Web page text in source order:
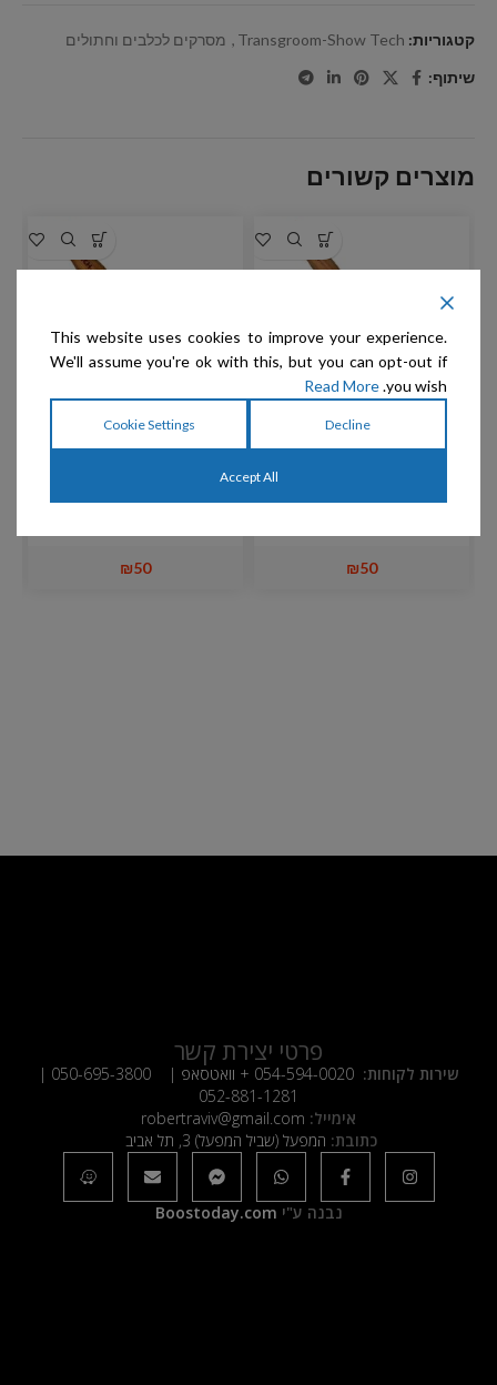
קטגוריות: Transgroom-Show Tech
, מסרקים לכלבים וחתולים
שיתוף:
מוצרים קשורים
₪50
MEDIUM
₪50
פרטי יצירת קשר
שירות לקוחות: 054-594-0020 + וואטסאפ | 050-695-3800
|
052-881-1281
אימייל: robertraviv@gmail.com
כתובת: המפעל (שביל המפעל) 3, תל אביב
נבנה ע"י Boostoday.com
This website uses cookies to improve your experience.
We'll assume you're ok with this, but you can opt-out if
you wish.
Read More
Decline
Cookie Settings
Accept All